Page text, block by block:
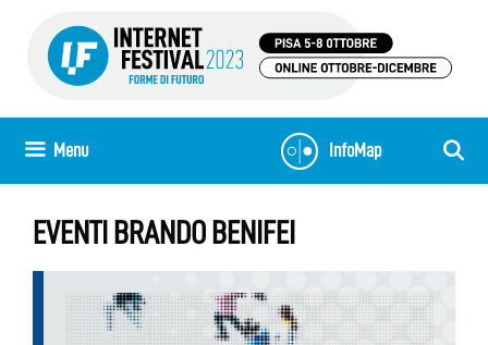
contenuto
InfoMap
Menu
EVENTI BRANDO BENIFEI